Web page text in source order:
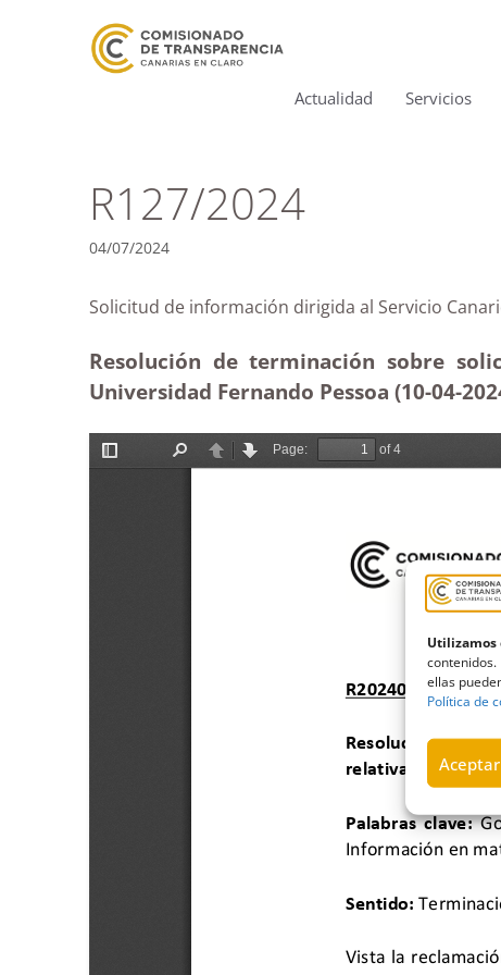
Utilizamos
ellas
Política de
Actualidad Servicios
R127/2024
04/07/2024
Solicitud de información dirigida al Servicio
Resolución de terminación sobre
Universidad Fernando Pessoa (10-04-